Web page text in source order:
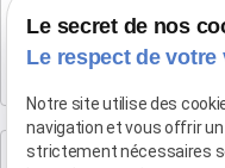
4 rue du
Le secret de nos
Le respect de votre
Notre site utilise des
navigation et vous offrir
strictement nécessaires